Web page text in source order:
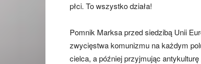
płci. To wszystko działa!
Pomnik Marksa przed siedzibą Unii
zwycięstwa komunizmu na każdym
cielca, a później przyjmując